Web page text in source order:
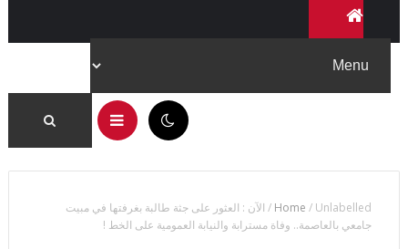
Home / Unlabelled
/ الآن : العثور على جثة طالبة بغرفتها في مبيت
جامعي بالعاصمة.. وفاة مسترابة والنيابة العمومية على الخط !